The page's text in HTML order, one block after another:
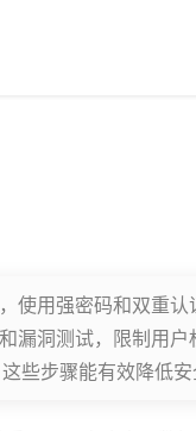
使用强密码和双重
漏洞测试，限制用
些步骤能有效降低安